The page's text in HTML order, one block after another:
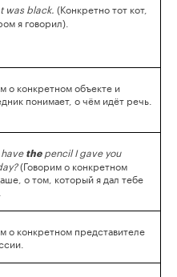
was black. (Конкретно тот кот,
я говорил).
о конкретном объекте и
понимает, о чём идёт речь.
thepencil I gave you
(Говорим о конкретном
о том, который я дал тебе
о конкретном представителе